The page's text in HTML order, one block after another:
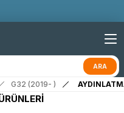
ARA
G32 (2019- )